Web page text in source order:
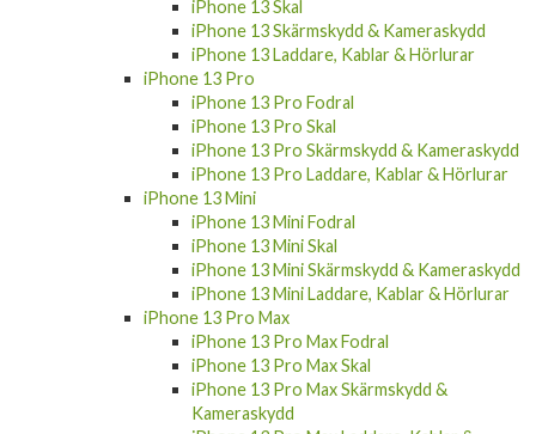
iPhone SE 2022 Skärmskydd & Kameraskydd
iPhone SE 2022 Laddare, Kablar & Hörlurar
iPhone 13
iPhone 13 Fodral
iPhone 13 Skal
iPhone 13 Skärmskydd & Kameraskydd
iPhone 13 Laddare, Kablar & Hörlurar
iPhone 13 Pro
iPhone 13 Pro Fodral
iPhone 13 Pro Skal
iPhone 13 Pro Skärmskydd & Kameraskydd
iPhone 13 Pro Laddare, Kablar & Hörlurar
iPhone 13 Mini
iPhone 13 Mini Fodral
iPhone 13 Mini Skal
iPhone 13 Mini Skärmskydd & Kameraskydd
iPhone 13 Mini Laddare, Kablar & Hörlurar
iPhone 13 Pro Max